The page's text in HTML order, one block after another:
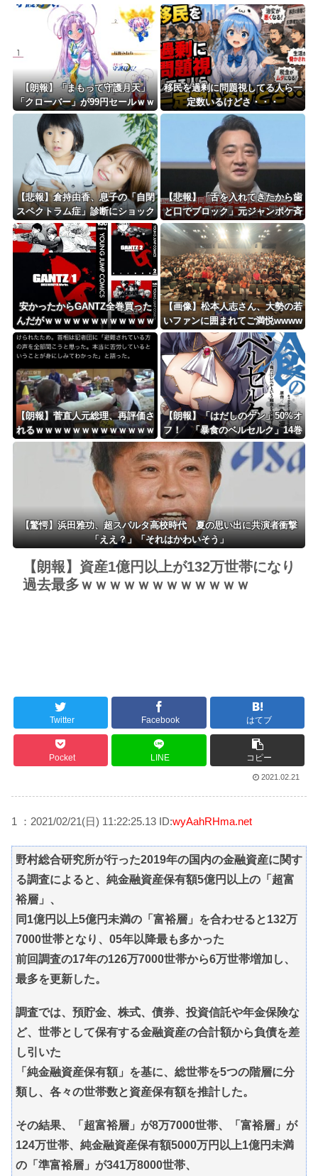
【言うて人手不足だし？】未経験から「エンジニア」になるという選択‥‥
8/4のニュース
日本旅行キャンセルすべきか…1万年ぶり史上最大級の火山の兆し＝韓国の反応
更新中止のお知らせ
海外「おめでとうタキ！」リヴァプール南野がバースデーゴール！！
Powered by livedoor 相互RSS
【朗報】「まもって守護月天」
「クローバー」が99円セールｗｗ
ｗｗｗｗｗｗｗｗｗｗ
移民を過剰に問題視してる人ら一
定数いるけどさ・・・
【悲報】倉持由香、息子の「自閉
スペクトラム症」診断にショック
で涙… 見逃していた乳幼児期の
サインとは？
【悲報】「舌を入れてきたから歯
と口でブロック」元ジャンポケ斉
藤の不同意性交公判
安かったからGANTZ全巻買った
んだがｗｗｗｗｗｗｗｗｗｗｗｗ
ｗ
【画像】松本人志さん、大勢の若
いファンに囲まれてご満悦wwww
wwwwwwwwww
【朗報】菅直人元総理、再評価さ
れるｗｗｗｗｗｗｗｗｗｗｗｗｗ
ｗｗｗｗｗ
【朗報】「はだしのゲン」50%オ
フ！ 「暴食のベルセルク」14巻
無料ｗｗｗｗｗｗ
【驚愕】浜田雅功、超スパルタ高校時代 夏の思い出に共演者衝撃
「ええ？」「それはかわいそう」
【朗報】資産1億円以上が132万世帯になり
過去最多ｗｗｗｗｗｗｗｗｗｗｗｗ
Twitter Facebook はてブ
Pocket LINE コピー
2021.02.21
1 ：2021/02/21(日) 11:22:25.13 ID:wyAahRHma.net
野村総合研究所が行った2019年の国内の金融資産に関す
る調査によると、純金融資産保有額5億円以上の「超富
裕層」、
同1億円以上5億円未満の「富裕層」を合わせると132万
7000世帯となり、05年以降最も多かった
前回調査の17年の126万7000世帯から6万世帯増加し、
最多を更新した。
調査では、預貯金、株式、債券、投資信託や年金保険な
ど、世帯として保有する金融資産の合計額から負債を差
し引いた
「純金融資産保有額」を基に、総世帯を5つの階層に分
類し、各々の世帯数と資産保有額を推計した。
その結果、「超富裕層」が8万7000世帯、「富裕層」が
124万世帯、純金融資産保有額5000万円以上1億円未満
の「準富裕層」が341万8000世帯、